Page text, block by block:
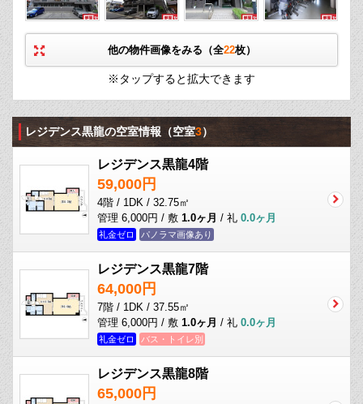
他の物件画像をみる（全22枚）
※タップすると拡大できます
レジデンス黒龍の空室情報 （空室3）
レジデンス黒龍4階
59,000円
4階 / 1DK / 32.75㎡
管理 6,000円 / 敷 1.0ヶ月 / 礼 0.0ヶ月
礼金ゼロ パノラマ画像あり
レジデンス黒龍7階
64,000円
7階 / 1DK / 37.55㎡
管理 6,000円 / 敷 1.0ヶ月 / 礼 0.0ヶ月
礼金ゼロ バス・トイレ別
レジデンス黒龍8階
65,000円